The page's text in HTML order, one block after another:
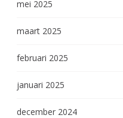
mei 2025
maart 2025
februari 2025
januari 2025
december 2024